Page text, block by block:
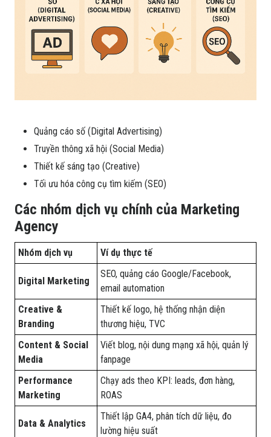
Quảng cáo số (Digital Advertising)
Truyền thông xã hội (Social Media)
Thiết kế sáng tạo (Creative)
Tối ưu hóa công cụ tìm kiếm (SEO)
Các nhóm dịch vụ chính của Marketing
Agency
Nhóm dịch vụ Ví dụ thực tế
Digital Marketing
SEO, quảng cáo Google/Facebook,
email automation
Creative &
Branding
Thiết kế logo, hệ thống nhận diện
thương hiệu, TVC
Content & Social
Media
Viết blog, nội dung mạng xã hội, quản lý
fanpage
Performance
Marketing
Chạy ads theo KPI: leads, đơn hàng,
ROAS
Data & Analytics
Thiết lập GA4, phân tích dữ liệu, đo
lường hiệu suất